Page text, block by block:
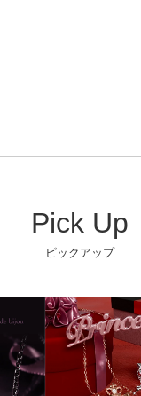
Pick Up
ピックアップ